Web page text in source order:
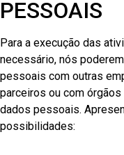
PESSOAIS
Para a execução das
necessário, nós
pessoais com outras
parceiros ou com
dados pessoais.
possibilidades: